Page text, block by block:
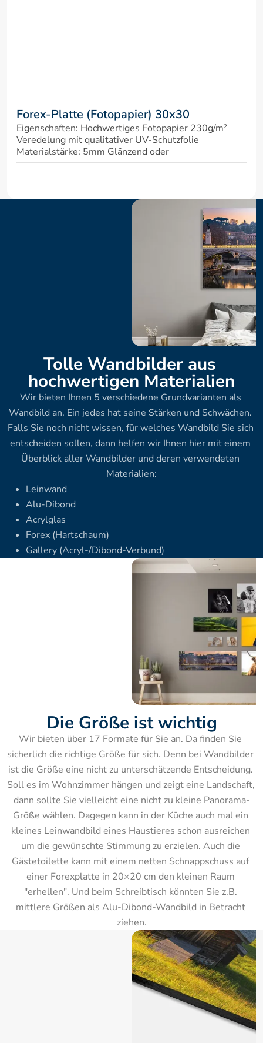
Forex-Platte (Fotopapier) 30x30
Eigenschaften: Hochwertiges Fotopapier 230g/m²
Veredelung mit qualitativer UV-Schutzfolie
Materialstärke: 5mm Glänzend oder
Tolle Wandbilder aus
hochwertigen Materialien
Wir bieten Ihnen 5 verschiedene Grundvarianten als
Wandbild an. Ein jedes hat seine Stärken und Schwächen.
Falls Sie noch nicht wissen, für welches Wandbild Sie sich
entscheiden sollen, dann helfen wir Ihnen hier mit einem
Überblick aller Wandbilder und deren verwendeten
Materialien:
Leinwand
Alu-Dibond
Acrylglas
Forex (Hartschaum)
Gallery (Acryl-/Dibond-Verbund)
Die Größe ist wichtig
Wir bieten über 17 Formate für Sie an. Da finden Sie
sicherlich die richtige Größe für sich. Denn bei Wandbilder
ist die Größe eine nicht zu unterschätzende Entscheidung.
Soll es im Wohnzimmer hängen und zeigt eine Landschaft,
dann sollte Sie vielleicht eine nicht zu kleine Panorama-
Größe wählen. Dagegen kann in der Küche auch mal ein
kleines Leinwandbild eines Haustieres schon ausreichen
um die gewünschte Stimmung zu erzielen. Auch die
Gästetoilette kann mit einem netten Schnappschuss auf
einer Forexplatte in 20×20 cm den kleinen Raum
"erhellen". Und beim Schreibtisch könnten Sie z.B.
mittlere Größen als Alu-Dibond-Wandbild in Betracht
ziehen.